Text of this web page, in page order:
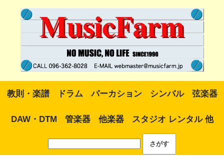
教則・楽譜 ドラム パーカション シンバル 弦楽器
DAW・DTM 管楽器 他楽器 スタジオ レンタル 他